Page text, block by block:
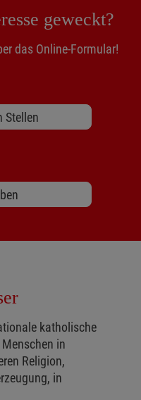
geweckt?
das Online-Formular!
Stellen
katholische
in
Religion,
in